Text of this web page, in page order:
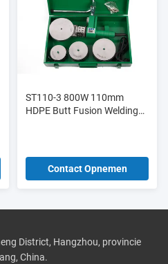
ST110-3 800W 110mm
HDPE Butt Fusion Welding
Contact Opnemen
District, Hangzhou, provincie
China.